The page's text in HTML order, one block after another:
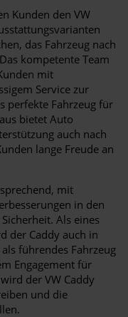
Kunden den VW
das Fahrzeug nach
kompetente Team
mit
Service zur
perfekte Fahrzeug für
bietet Auto
auch nach
lange Freude an
mit
in den
Als eines
der Caddy auch in
führendes Fahrzeug
Engagement für
der VW Caddy
und die